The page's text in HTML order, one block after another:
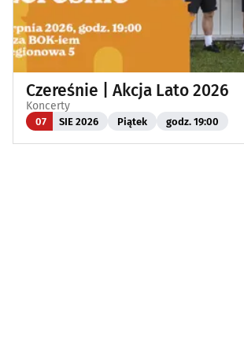
Czereśnie | Akcja Lato 2026
Koncerty
07 SIE 2026 Piątek godz. 19:00